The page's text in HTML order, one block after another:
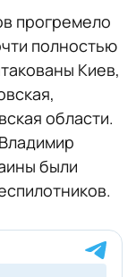
прогремело
полностью
Киев,
области.
были